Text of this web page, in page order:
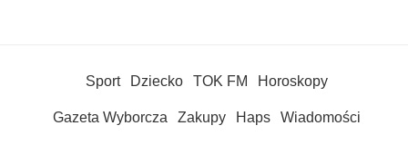
Sport Dziecko TOK FM Horoskopy
Gazeta Wyborcza Zakupy Haps Wiadomości